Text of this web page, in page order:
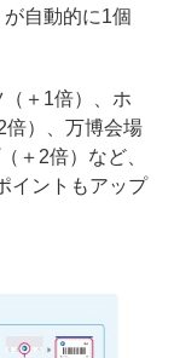
自動的に1個
＋1倍）、ホ
倍）、万博会場
＋2倍）など、
イントもアップ